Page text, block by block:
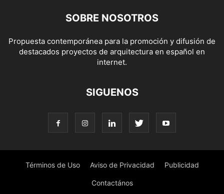
SOBRE NOSOTROS
Propuesta contemporánea para la promoción y difusión de
destacados proyectos de arquitectura en español en
internet.
SIGUENOS
Términos de Uso Aviso de Privacidad Publicidad
Contactános